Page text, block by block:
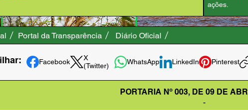
ações.
Portal da Transparência Diário Oficial
Facebook
X
(Twitter)
WhatsApp LinkedIn Pinterest
PORTARIA Nº 003, DE 09 DE
-